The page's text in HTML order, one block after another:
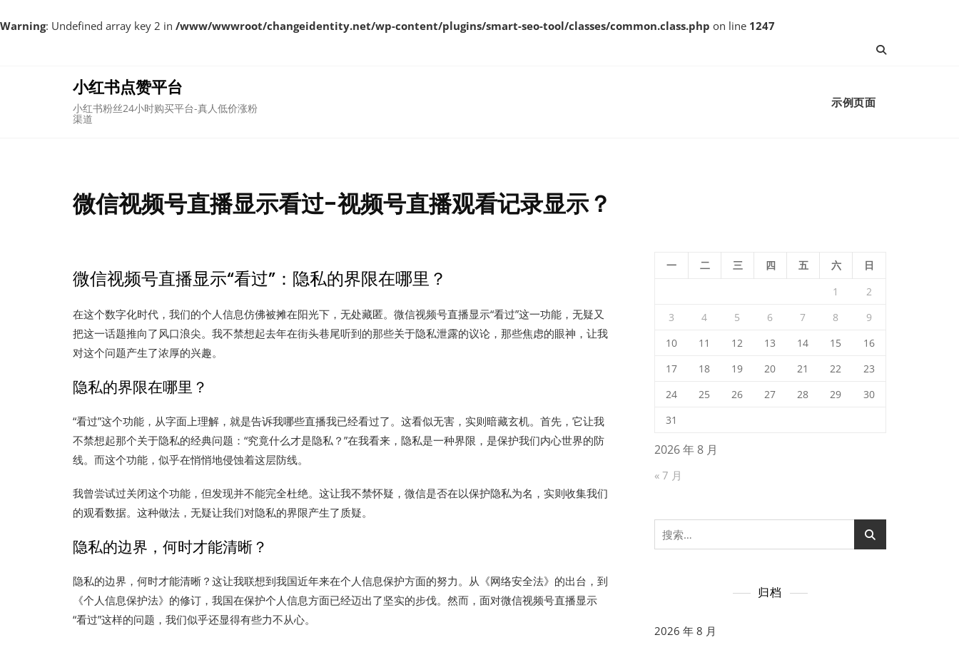
Warning: Undefined array key 2 in /www/wwwroot/changeidentity.net/wp-content/plugins/smart-seo-tool/classes/common.class.php on line 1247
小红书点赞平台
小红书粉丝24小时购买平台-真人低价涨粉
渠道
示例页面
微信视频号直播显示看过-视频号直播观看记录显示？
微信视频号直播显示“看过”：隐私的界限在哪里？
在这个数字化时代，我们的个人信息仿佛被摊在阳光下，无处藏匿。微信视频号直播显示“看过”这一功能，无疑又
把这一话题推向了风口浪尖。我不禁想起去年在街头巷尾听到的那些关于隐私泄露的议论，那些焦虑的眼神，让我
对这个问题产生了浓厚的兴趣。
隐私的界限在哪里？
“看过”这个功能，从字面上理解，就是告诉我哪些直播我已经看过了。这看似无害，实则暗藏玄机。首先，它让我
不禁想起那个关于隐私的经典问题：“究竟什么才是隐私？”在我看来，隐私是一种界限，是保护我们内心世界的防
线。而这个功能，似乎在悄悄地侵蚀着这层防线。
我曾尝试过关闭这个功能，但发现并不能完全杜绝。这让我不禁怀疑，微信是否在以保护隐私为名，实则收集我们
的观看数据。这种做法，无疑让我们对隐私的界限产生了质疑。
隐私的边界，何时才能清晰？
隐私的边界，何时才能清晰？这让我联想到我国近年来在个人信息保护方面的努力。从《网络安全法》的出台，到
《个人信息保护法》的修订，我国在保护个人信息方面已经迈出了坚实的步伐。然而，面对微信视频号直播显示
“看过”这样的问题，我们似乎还显得有些力不从心。
2026 年 8 月
一 二 三 四 五 六
日
1
2
3
4 5 6 7 8
9
10
11 12 13 14 15
16
17
18 19 20 21 22
23
24
25 26 27 28 29
30
31
« 7 月
搜
索：
归档
2026 年 8 月